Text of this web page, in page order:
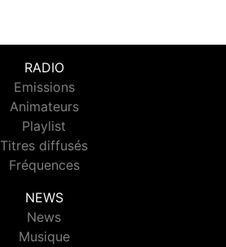
RADIO
Emissions
Animateurs
Playlist
Titres diffusés
Fréquences
NEWS
News
Musique